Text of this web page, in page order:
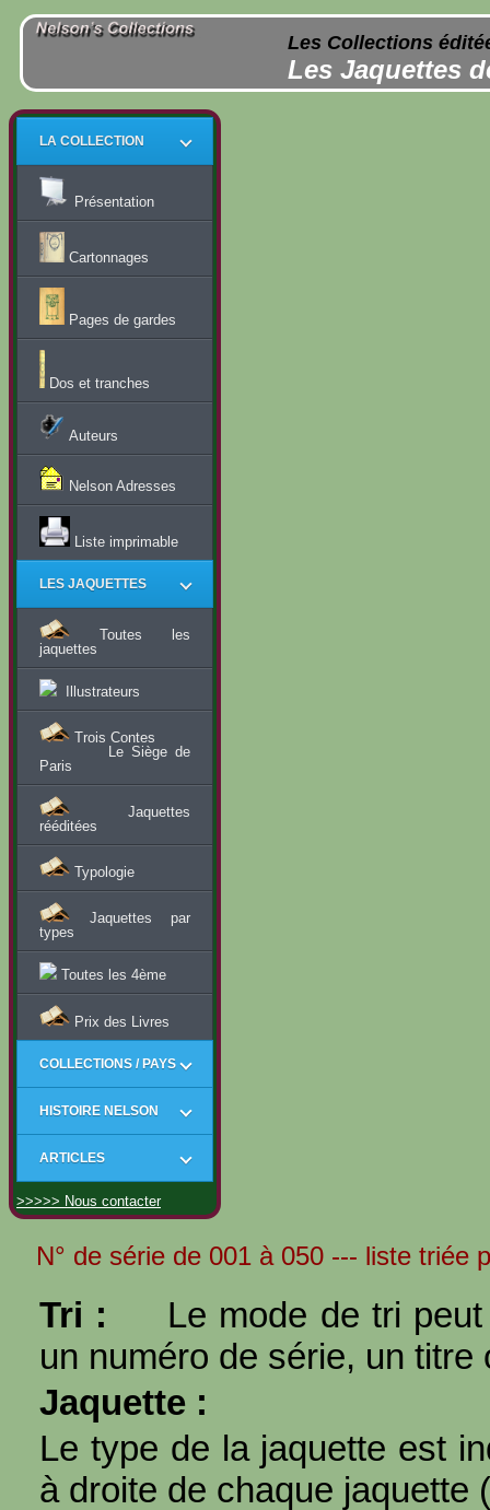
Les Collections
Les Jaquettes
LA COLLECTION
Présentation
Cartonnages
Pages de gardes
Dos et tranches
Auteurs
Nelson Adresses
Liste imprimable
LES JAQUETTES
Toutes les
jaquettes
Illustrateurs
Trois Contes
Le Siège de
Paris
Jaquettes
rééditées
Typologie
Jaquettes par
types
Toutes les 4ème
Prix des Livres
COLLECTIONS / PAYS
HISTOIRE NELSON
ARTICLES
>>>>> Nous contacter
N° de série de 001 à 050 --- liste triée
Tri :
Le mode de tri
un numéro de série, un titre
Jaquette :
Le type de la jaquette est
à droite de chaque jaquette (